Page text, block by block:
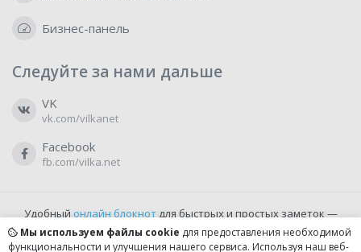
Бизнес-панель
Следуйте за нами дальше
VK
vk.com/vilkanet
Facebook
fb.com/vilka.net
Удобный онлайн блокнотдля быстрых и простых заметок —
бесплатно и доступно прямо из браузера.
Мы используем файлы cookie для предоставления необходимой
функциональности и улучшения нашего сервиса. Используя наш веб-